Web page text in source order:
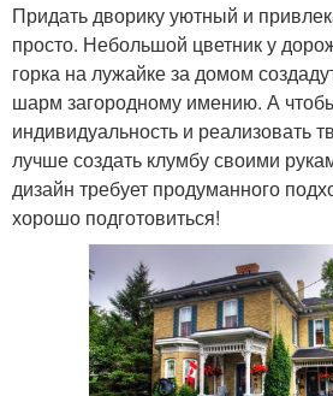
Придать дворику уютный и
просто. Небольшой цветник у
горка на лужайке за домом
шарм загородному имению. А
индивидуальность и реализовать
лучше создать клумбу своими
дизайн требует продуманного
хорошо подготовиться!